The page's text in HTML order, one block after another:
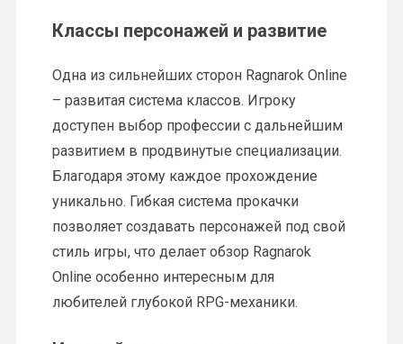
Классы персонажей и развитие
Одна из сильнейших сторон Ragnarok Online
– развитая система классов. Игроку
доступен выбор профессии с дальнейшим
развитием в продвинутые специализации.
Благодаря этому каждое прохождение
уникально. Гибкая система прокачки
позволяет создавать персонажей под свой
стиль игры, что делает обзор Ragnarok
Online особенно интересным для
любителей глубокой RPG-механики.